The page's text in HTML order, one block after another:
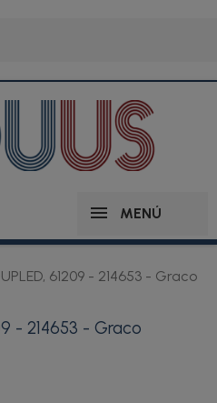
MENÚ
61209 - 214653 - Graco
- 214653 - Graco